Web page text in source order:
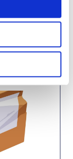
naliczył
albo